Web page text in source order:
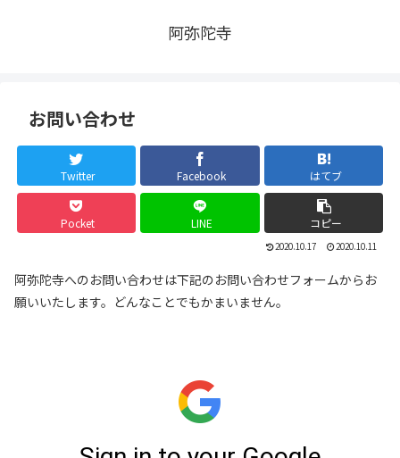
阿弥陀寺
お問い合わせ
Twitter Facebook はてブ
Pocket LINE コピー
2020.10.17 2020.10.11
阿弥陀寺へのお問い合わせは下記のお問い合わせフォームからお
願いいたします。どんなことでもかまいません。